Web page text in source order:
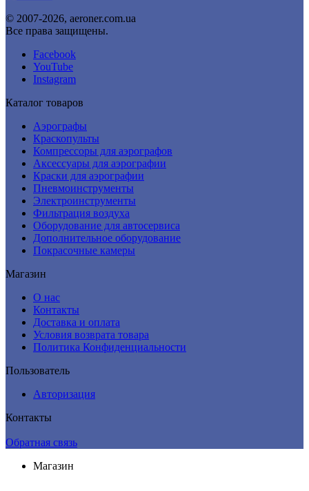
© 2007-2026, aeroner.com.ua
Все права защищены.
Facebook
YouTube
Instagram
Каталог товаров
Аэрографы
Краскопульты
Компрессоры для аэрографов
Аксессуары для аэрографии
Краски для аэрографии
Пневмоинструменты
Электроинструменты
Фильтрация воздуха
Оборудование для автосервиса
Дополнительное оборудование
Покрасочные камеры
Магазин
О нас
Контакты
Доставка и оплата
Условия возврата товара
Политика Конфиденциальности
Пользователь
Авторизация
Контакты
Обратная связь
Магазин